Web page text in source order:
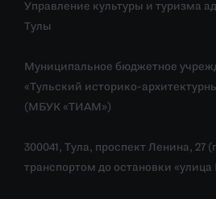
Управление культуры и туризма
Тулы
Муниципальное бюджетное
«Тульский историко-
(МБУК «ТИАМ»)
300041, Тула, проспект Ленина, 27
транспортом до остановки